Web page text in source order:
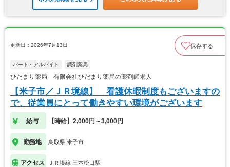
更新日：2026年7月13日 保存する
パート・アルバイト 調剤薬局
ひだまり薬局 有限会社ひだまり薬局の薬剤師求人
【米子市／ＪＲ境線】 看護休暇制度もございますの
で、従業員にとって働きやすい環境がございます
給与 【時給】2,000円～3,000円
勤務地 鳥取県 米子市
アクセス ＪＲ境線 三本松口駅